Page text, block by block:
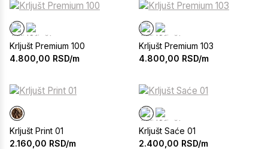
Krljušt Premium 100
4.800,00 RSD/m
Krljušt Premium 103
4.800,00 RSD/m
Krljušt Print 01
2.160,00 RSD/m
Krljušt Saće 01
2.400,00 RSD/m